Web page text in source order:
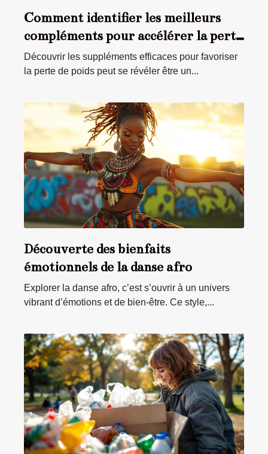
Comment identifier les meilleurs
compléments pour accélérer la perte
de poids ?
Découvrir les suppléments efficaces pour favoriser
la perte de poids peut se révéler être un...
Découverte des bienfaits
émotionnels de la danse afro
Explorer la danse afro, c’est s’ouvrir à un univers
vibrant d’émotions et de bien-être. Ce style,...